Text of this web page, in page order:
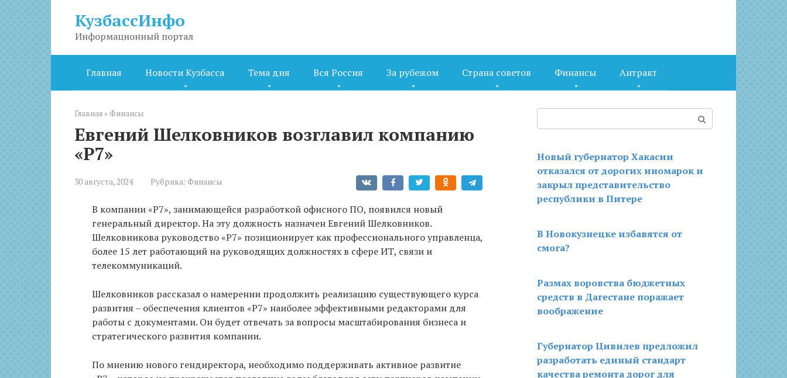
КузбассИнфо
Информационный портал
Главная Новости Кузбасса Тема дня Вся Россия За рубежом Страна советов Финансы Антракт
Главная » Финансы
Евгений Шелковников возглавил компанию
«Р7»
30 августа, 2024 Рубрика: Финансы
В компании «Р7», занимающейся разработкой офисного ПО, появился новый
генеральный директор. На эту должность назначен Евгений Шелковников.
Шелковникова руководство «Р7» позиционирует как профессионального управленца,
более 15 лет работающий на руководящих должностях в сфере ИТ, связи и
телекоммуникаций.
Шелковников рассказал о намерении продолжить реализацию существующего курса
развития – обеспечения клиентов «Р7» наиболее эффективными редакторами для
работы с документами. Он будет отвечать за вопросы масштабирования бизнеса и
стратегического развития компании.
По мнению нового гендиректора, необходимо поддерживать активное развитие
Новый губернатор Хакасии
отказался от дорогих иномарок и
закрыл представительство
республики в Питере
В Новокузнецке избавятся от
смога?
Размах воровства бюджетных
средств в Дагестане поражает
воображение
Губернатор Цивилев предложил
разработать единый стандарт
качества ремонта дорог для